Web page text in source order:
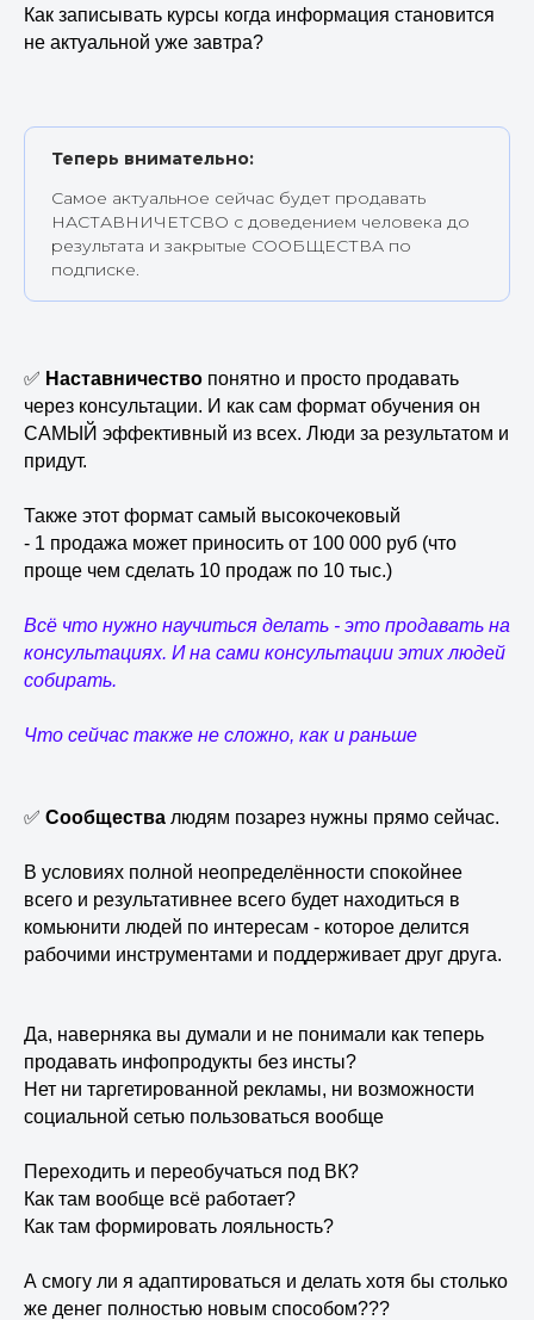
Как записывать курсы когда информация становится
не актуальной уже завтра?
Теперь внимательно:
Самое актуальное сейчас будет продавать
НАСТАВНИЧЕТСВО с доведением человека до
результата и закрытые СООБЩЕСТВА по
подписке.
✅ Наставничество понятно и просто продавать
через консультации. И как сам формат обучения он
САМЫЙ эффективный из всех. Люди за результатом и
придут.
Также этот формат самый высокочековый
- 1 продажа может приносить от 100 000 руб (что
проще чем сделать 10 продаж по 10 тыс.)
Всё что нужно научиться делать - это продавать на
консультациях. И на сами консультации этих людей
собирать.
Что сейчас также не сложно, как и раньше
✅ Сообщества людям позарез нужны прямо сейчас.
В условиях полной неопределённости спокойнее
всего и результативнее всего будет находиться в
комьюнити людей по интересам - которое делится
рабочими инструментами и поддерживает друг друга.
Да, наверняка вы думали и не понимали как теперь
продавать инфопродукты без инсты?
Нет ни таргетированной рекламы, ни возможности
социальной сетью пользоваться вообще
Переходить и переобучаться под ВК?
Как там вообще всё работает?
Как там формировать лояльность?
А смогу ли я адаптироваться и делать хотя бы столько
же денег полностью новым способом???